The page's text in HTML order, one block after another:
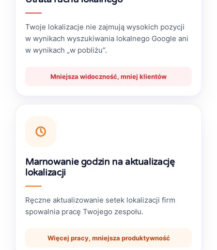
Twoje lokalizacje nie zajmują wysokich pozycji
w wynikach wyszukiwania lokalnego Google ani
w wynikach „w pobliżu”.
Mniejsza widoczność, mniej klientów
Marnowanie godzin na aktualizację
lokalizacji
Ręczne aktualizowanie setek lokalizacji firm
spowalnia pracę Twojego zespołu.
Więcej pracy, mniejsza produktywność